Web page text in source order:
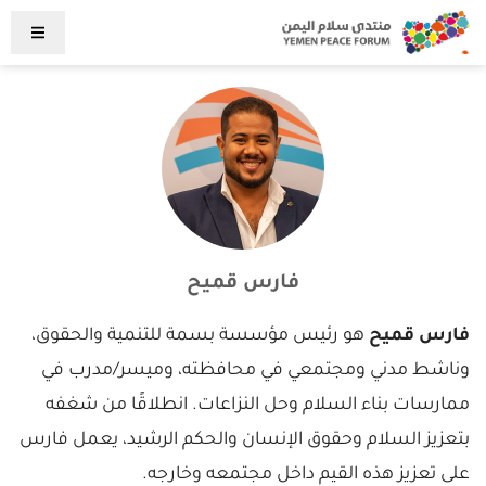
فارس قميح
فارس قميح هو رئيس مؤسسة بسمة للتنمية والحقوق،
وناشط مدني ومجتمعي في محافظته، وميسر/مدرب في
ممارسات بناء السلام وحل النزاعات. انطلاقًا من شغفه
بتعزيز السلام وحقوق الإنسان والحكم الرشيد، يعمل فارس
على تعزيز هذه القيم داخل مجتمعه وخارجه.